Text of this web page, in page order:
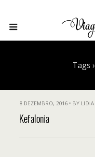
Tags
8 DEZEMBRO, 2016 • BY
Kefalonia